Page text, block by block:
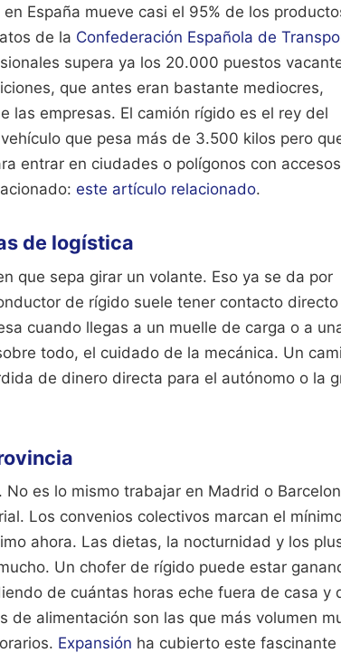
España mueve casi el 95% de los
de la Confederación Española de
supera ya los 20.000 puestos
que antes eran bastante mediocres,
las empresas. El camión rígido es el rey del
que pesa más de 3.500 kilos pero
entrar en ciudades o polígonos con accesos
este artículo relacionado.
de logística
que sepa girar un volante. Eso ya se da por
de rígido suele tener contacto directo
cuando llegas a un muelle de carga o a
todo, el cuidado de la mecánica. Un
de dinero directa para el autónomo o la
es lo mismo trabajar en Madrid o
Los convenios colectivos marcan el
ahora. Las dietas, la nocturnidad y los
Un chofer de rígido puede estar
de cuántas horas eche fuera de casa y
de alimentación son las que más volumen
Expansión ha cubierto este fascinante